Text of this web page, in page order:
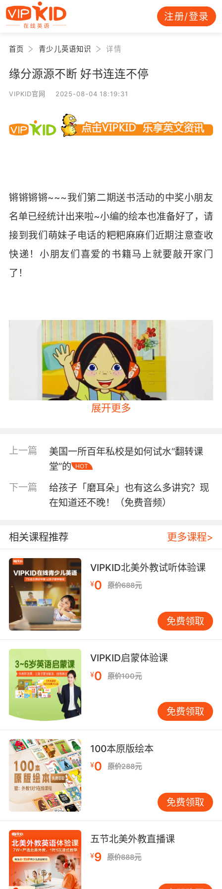
注册/登录
首页 青少儿英语知识 详情
缘分源源不断 好书连连不停
VIPKID官网 2025-08-04 18:19:31
锵锵锵锵~~~我们第二期送书活动的中奖小朋友
名单已经统计出来啦~小编的绘本也准备好了，请
接到我们萌妹子电话的粑粑麻麻们近期注意查收
快递！小朋友们喜爱的书籍马上就要敲开家门
了！
畅通，我们的中教老师会致电并短信中奖的家长
们所要绘本寄送地址。千万不要与绘本擦身而过
呀，小编捉急的要把精美的绘本送给小朋友们。
熟悉VIPKID的家长们都知道， VIPKID
不仅带给孩
将“鼓励孩子从小树立良好的阅读习惯”
致力培养孩子们爱读书、读好书的好习惯~！
的愿望是将经典的英文绘本送给全世界所有热爱
阅读的小朋友！
在家长们越发高涨的活动参与热情下，小编决定
将绘本赠送活动作为我们微信中的一个长期活动
继续下去。并且每期更新一部分新鲜的绘本，让
所有粉丝都可以连续参加~
展开更多
上一篇
美国一所百年私校是如何试水“翻转课
堂”的
HOT
下一篇
给孩子「磨耳朵」也有这么多讲究？现
在知道还不晚！（免费音频）
相关课程推荐 更多课程>
VIPKID北美外教试听体验课
¥0 原价688元
免费领取
VIPKID启蒙体验课
¥0 原价100元
免费领取
100本原版绘本
¥0 原价288元
免费领取
五节北美外教直播课
¥9 原价888元